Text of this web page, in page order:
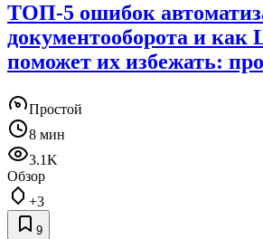
ТОП-5 ошибок
документооборота и как
поможет их избежать:
Простой
8 мин
3.1K
Обзор
+3
9